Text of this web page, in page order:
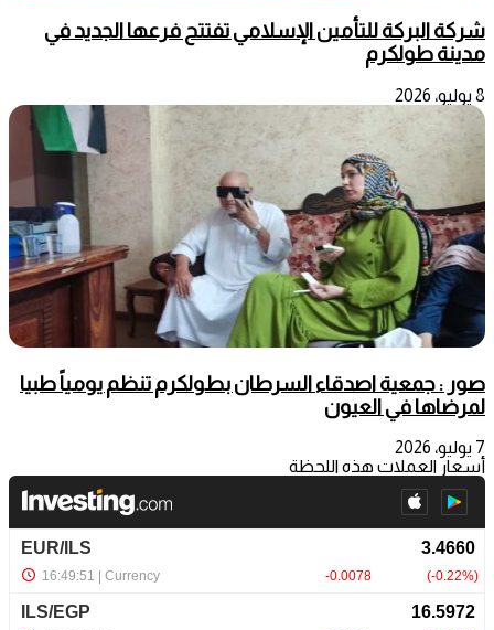
شركة البركة للتأمين الإسلامي تفتتح فرعها الجديد في
مدينة طولكرم
8 يوليو، 2026
صور : جمعية اصدقاء السرطان بطولكرم تنظم يومياً طبيا
لمرضاها في العيون
7 يوليو، 2026
أسعار العملات هذه اللحظة